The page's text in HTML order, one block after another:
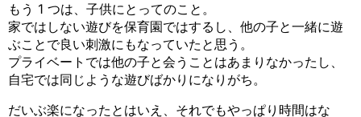
もう 1 つは、子供にとってのこと。
家ではしない遊びを保育園ではするし、他の子と一緒に遊
ぶことで良い刺激にもなっていたと思う。
プライベートでは他の子と会うことはあまりなかったし、
自宅では同じような遊びばかりになりがち。
だいぶ楽になったとはいえ、それでもやっぱり時間はな